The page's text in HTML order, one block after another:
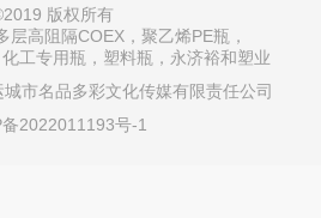
2019 版权所有
层高阻隔COEX，聚乙烯PE瓶，
工专用瓶，塑料瓶，永济裕和塑业
城市名品多彩文化传媒有限责任公司
2022011193号-1